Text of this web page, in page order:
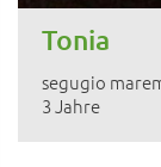
Tonia
segugio
3 Jahre